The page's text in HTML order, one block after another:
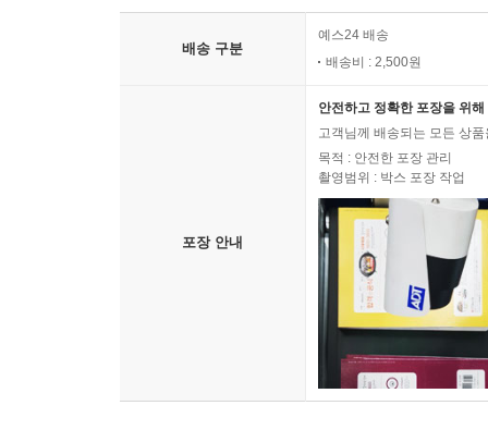
배송 구분
예스24 배송
배송비 : 2,500원
포장 안내
안전하고 정확한 포장을 위
고객님께 배송되는 모든 상
목적 : 안전한 포장 관리
촬영범위 : 박스 포장 작업